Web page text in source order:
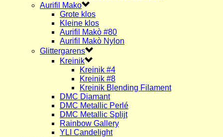
Aurifil Mako
Grote klos
Kleine klos
Aurifil Makò #80
Aurifil Makò Nylon
Glittergarens
Kreinik
Kreinik #4
Kreinik #8
Kreinik Blending Filament
DMC Diamant
DMC Metallic Perlé
DMC Metallic Splijt
Rainbow Gallery
YLI Candelight